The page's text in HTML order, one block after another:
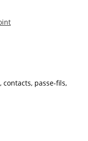
passe-fils,